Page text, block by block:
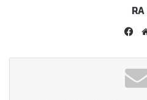
RA
موقع